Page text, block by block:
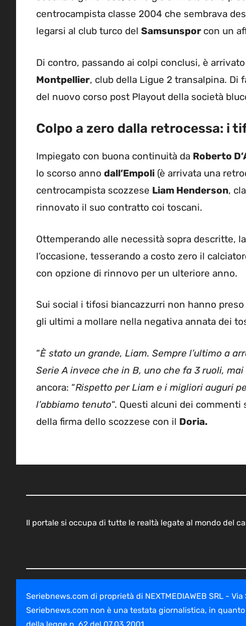
centrocampista classe 2004 che sembrava
legarsi al club turco del Samsunspor con un
Di contro, passando ai colpi conclusi, è
Montpellier, club della Ligue 2 transalpina.
del nuovo corso post Playout della società
Colpo a zero dalla retrocessa: i
Impiegato con buona continuità da Roberto
lo scorso anno dall’Empoli (è arrivata una
centrocampista scozzese Liam Henderson,
rinnovato il suo contratto coi toscani.
Ottemperando alle necessità sopra descritte, la
l’occasione, tesserando a costo zero il
con opzione di rinnovo per un ulteriore anno.
Sui social i tifosi biancazzurri non hanno
gli ultimi a mollare nella negativa annata dei
“È stato un grande, Liam. Sempre l’ultimo a
Serie A invece che in B, uno che fa 3 ruoli,
ancora: “Rispetto per Liam e i migliori auguri
l’abbiamo tenuto“. Questi alcuni dei
della firma dello scozzese con il Doria.
Il portale si occupa di tutte le realtà legate al mondo del
Seriebnews.com di proprietà di NEXTMEDIAWEB SRL -
Seriebnews.com non è una testata giornalistica, in